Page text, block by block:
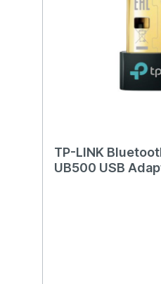
TP-LINK
UB500 USB